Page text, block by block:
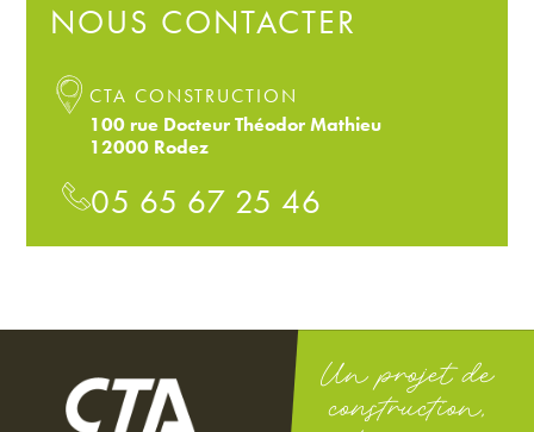
NOUS CONTACTER
CTA CONSTRUCTION
100 rue Docteur Théodor Mathieu
12000 Rodez
05 65 67 25 46
Un projet de
construction,